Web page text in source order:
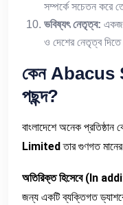
সম্পর্কে সচেতন করে
ভবিষ্যৎ নেতৃত্ব:
ও দেশের নেতৃত্ব দিতে
কেনAbacus
পছন্দ?
বাংলাদেশে অনেক প্রতিষ্ঠান
Limited তার গুণগত
অতিরিক্ত হিসেবে(In
জন্য একটি ব্যক্তিগত